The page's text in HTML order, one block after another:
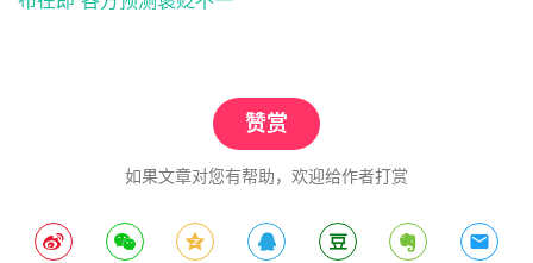
赞赏
如果文章对您有帮助，欢迎给作者打赏